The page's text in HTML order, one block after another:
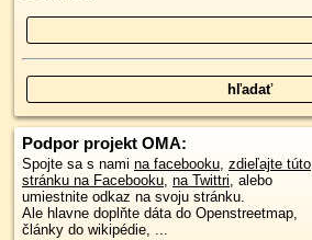
Podpor projekt OMA:
Spojte sa s nami na facebooku, zdieľajte túto
stránku na Facebooku, na Twittri, alebo
umiestnite odkaz na svoju stránku.
Ale hlavne doplňte dáta do Openstreetmap,
články do wikipédie, ...